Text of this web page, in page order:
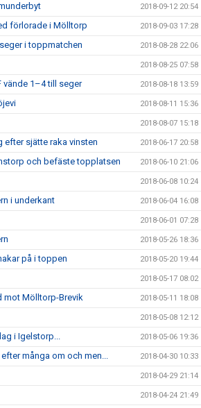
2018-09-12 20:54
förlorade i Mölltorp 2018-09-03 17:28
i toppmatchen 2018-08-28 22:06
2018-08-25 07:58
vände 1–4 till seger 2018-08-18 13:59
2018-08-11 15:36
2018-08-07 15:18
efter sjätte raka vinsten 2018-06-17 20:58
och befäste topplatsen 2018-06-10 21:06
2018-06-08 10:24
i underkant 2018-06-04 16:08
2018-06-01 07:28
2018-05-26 18:36
på i toppen 2018-05-20 19:44
2018-05-17 08:02
mot Mölltorp-Brevik 2018-05-11 18:08
2018-05-08 12:12
i Igelstorp... 2018-05-06 19:36
många om och men... 2018-04-30 10:33
2018-04-29 21:14
2018-04-24 21:49